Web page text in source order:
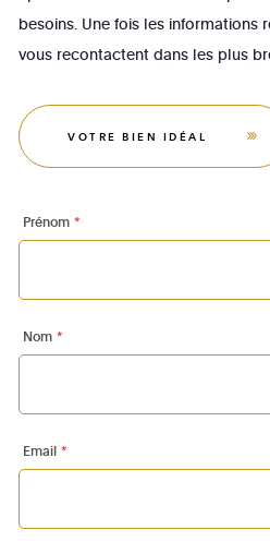
besoins. Une fois les informations
vous recontactent dans les plus
VOTRE BIEN IDÉAL
Prénom *
Nom *
Email *